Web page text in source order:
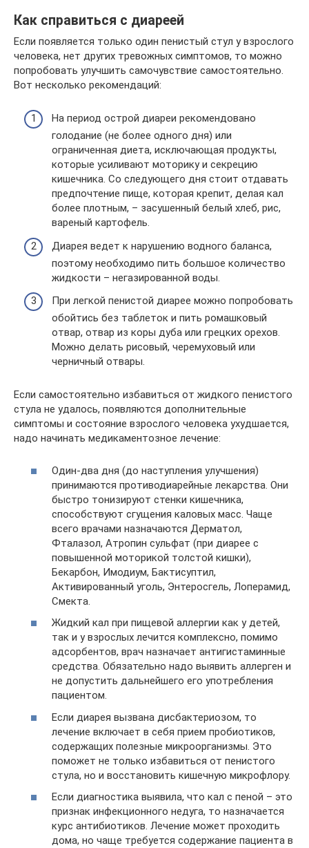
Как справиться с диареей
Если появляется только один пенистый стул у взрослого
человека, нет других тревожных симптомов, то можно
попробовать улучшить самочувствие самостоятельно.
Вот несколько рекомендаций:
На период острой диареи рекомендовано
голодание (не более одного дня) или
ограниченная диета, исключающая продукты,
которые усиливают моторику и секрецию
кишечника. Со следующего дня стоит отдавать
предпочтение пище, которая крепит, делая кал
более плотным, – засушенный белый хлеб, рис,
вареный картофель.
Диарея ведет к нарушению водного баланса,
поэтому необходимо пить большое количество
жидкости – негазированной воды.
При легкой пенистой диарее можно попробовать
обойтись без таблеток и пить ромашковый
отвар, отвар из коры дуба или грецких орехов.
Можно делать рисовый, черемуховый или
черничный отвары.
Если самостоятельно избавиться от жидкого пенистого
стула не удалось, появляются дополнительные
симптомы и состояние взрослого человека ухудшается,
надо начинать медикаментозное лечение:
Один-два дня (до наступления улучшения)
принимаются противодиарейные лекарства. Они
быстро тонизируют стенки кишечника,
способствуют сгущения каловых масс. Чаще
всего врачами назначаются Дерматол,
Фталазол, Атропин сульфат (при диарее с
повышенной моторикой толстой кишки),
Бекарбон, Имодиум, Бактисуптил,
Активированный уголь, Энтеросгель, Лоперамид,
Смекта.
Жидкий кал при пищевой аллергии как у детей,
так и у взрослых лечится комплексно, помимо
адсорбентов, врач назначает антигистаминные
средства. Обязательно надо выявить аллерген и
не допустить дальнейшего его употребления
пациентом.
Если диарея вызвана дисбактериозом, то
лечение включает в себя прием пробиотиков,
содержащих полезные микроорганизмы. Это
поможет не только избавиться от пенистого
стула, но и восстановить кишечную микрофлору.
Если диагностика выявила, что кал с пеной – это
признак инфекционного недуга, то назначается
курс антибиотиков. Лечение может проходить
дома, но чаще требуется содержание пациента в